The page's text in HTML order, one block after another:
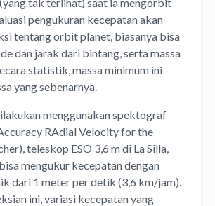
pengukuran kecepatan akan
tentang orbit planet, biasanya bisa
dan jarak dari bintang, serta massa
statistik, massa minimum ini
yang sebenarnya.
menggunakan spektograf
RAdial Velocity for the
teleskop ESO 3,6 m di La Silla,
mengukur kecepatan dengan
dari 1 meter per detik (3,6 km/jam).
ini, variasi kecepatan yang